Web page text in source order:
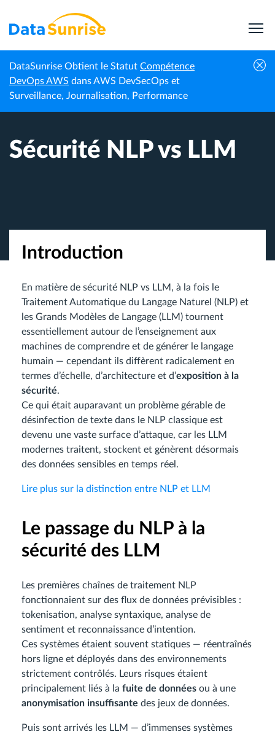
DataSunrise Obtient le Statut Compétence
DevOps AWS dans AWS DevSecOps et
Surveillance, Journalisation, Performance
Accueil Sécurité de l’IA et des LLM Sécurité NLP vs LLM
Sécurité NLP vs LLM
Introduction
En matière de sécurité NLP vs LLM, à la fois le
Traitement Automatique du Langage Naturel (NLP) et
les Grands Modèles de Langage (LLM) tournent
essentiellement autour de l’enseignement aux
machines de comprendre et de générer le langage
humain — cependant ils diffèrent radicalement en
termes d’échelle, d’architecture et d’exposition à la
sécurité.
Ce qui était auparavant un problème gérable de
désinfection de texte dans le NLP classique est
devenu une vaste surface d’attaque, car les LLM
modernes traitent, stockent et génèrent désormais
des données sensibles en temps réel.
Lire plus sur la distinction entre NLP et LLM
Le passage du NLP à la
sécurité des LLM
Les premières chaînes de traitement NLP
fonctionnaient sur des flux de données prévisibles :
tokenisation, analyse syntaxique, analyse de
sentiment et reconnaissance d’intention.
Ces systèmes étaient souvent statiques — réentraînés
hors ligne et déployés dans des environnements
strictement contrôlés. Leurs risques étaient
principalement liés à la fuite de données ou à une
anonymisation insuffisante des jeux de données.
Puis sont arrivés les LLM — d’immenses systèmes